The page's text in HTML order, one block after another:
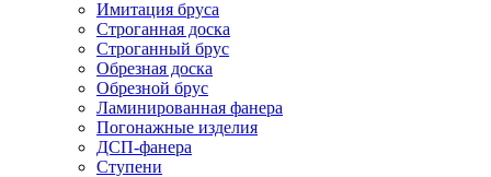
Имитация бруса
Строганная доска
Строганный брус
Обрезная доска
Обрезной брус
Ламинированная фанера
Погонажные изделия
ДСП-фанера
Ступени